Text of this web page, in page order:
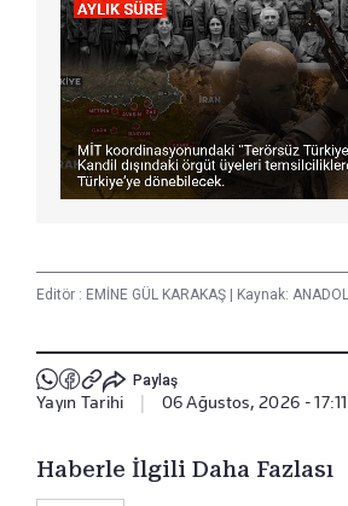
Editör : EMİNE GÜL KARAKAŞ Kaynak:
Paylaş
Yayın Tarihi 06 Ağustos, 2026 - 17:11
Haberle İlgili Daha Fazlası